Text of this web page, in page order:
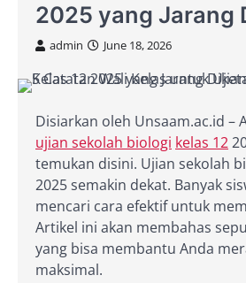
2025 yang Jarang
admin June 18, 2026
Disiarkan oleh Unsaam.ac.id –
ujian sekolah biologi kelas 12
temukan disini. Ujian sekolah
2025 semakin dekat. Banyak
mencari cara efektif untuk
Artikel ini akan membahas
yang bisa membantu Anda
maksimal.